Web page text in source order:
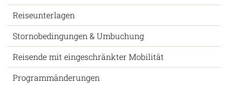
Reiseunterlagen
Stornobedingungen & Umbuchung
Reisende mit eingeschränkter Mobilität
Programmänderungen